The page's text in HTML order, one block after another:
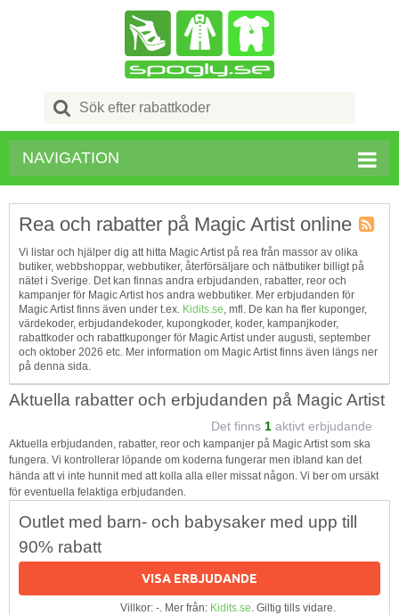
Search
for:
NAVIGATION
Tagg
Rea och rabatter på Magic Artist online
Vi listar och hjälper dig att hitta Magic Artist på rea från massor av olika
butiker, webbshoppar, webbutiker, återförsäljare och nätbutiker billigt på
nätet i Sverige. Det kan finnas andra erbjudanden, rabatter, reor och
kampanjer för Magic Artist hos andra webbutiker. Mer erbjudanden för
Magic Artist finns även under t.ex. Kidits.se, mfl. De kan ha fler kuponger,
värdekoder, erbjudandekoder, kupongkoder, koder, kampanjkoder,
rabattkoder och rabattkuponger för Magic Artist under augusti, september
och oktober 2026 etc. Mer information om Magic Artist finns även längs ner
på denna sida.
Aktuella rabatter och erbjudanden på Magic Artist
Det finns 1 aktivt erbjudande
Aktuella erbjudanden, rabatter, reor och kampanjer på Magic Artist som ska
fungera. Vi kontrollerar löpande om koderna fungerar men ibland kan det
hända att vi inte hunnit med att kolla alla eller missat någon. Vi ber om ursäkt
för eventuella felaktiga erbjudanden.
Outlet med barn- och babysaker med upp till
90% rabatt
VISA ERBJUDANDE
Villkor: -. Mer från: Kidits.se. Giltig tills vidare.